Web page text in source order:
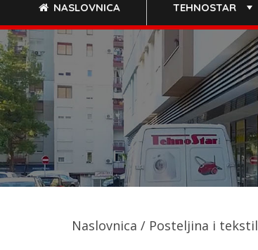
NASLOVNICA TEHNOSTAR
Naslovnica / Posteljina i tekstil